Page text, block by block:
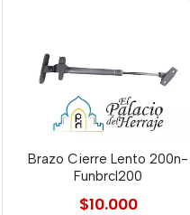
Brazo Cierre Lento 200n-
Funbrcl200
$10.000